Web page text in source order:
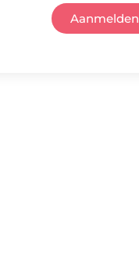
Aanmelden